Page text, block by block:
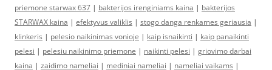
priemone starwax 637 | bakterijos irenginiams kaina | bakterijos
STARWAX kaina | efektyvus valiklis | stogo danga renkames geriausia |
klinkeris | pelesio naikinimas vonioje | kaip isnaikinti | kaip panaikinti
pelesi | pelesiu naikinimo priemone | naikinti pelesi | griovimo darbai
kaina | zaidimo nameliai | mediniai nameliai | nameliai vaikams |